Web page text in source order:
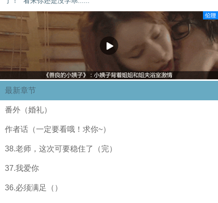
最新章节
番外（婚礼）
作者话（一定要看哦！求你~）
38.老师，这次可要稳住了（完）
37.我爱你
36.必须满足（）